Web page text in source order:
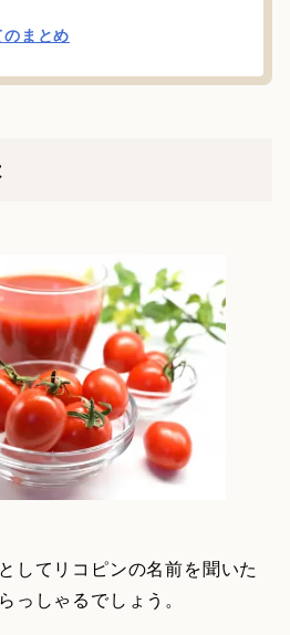
まとめ
してリコピンの名前を聞いた
っしゃるでしょう。